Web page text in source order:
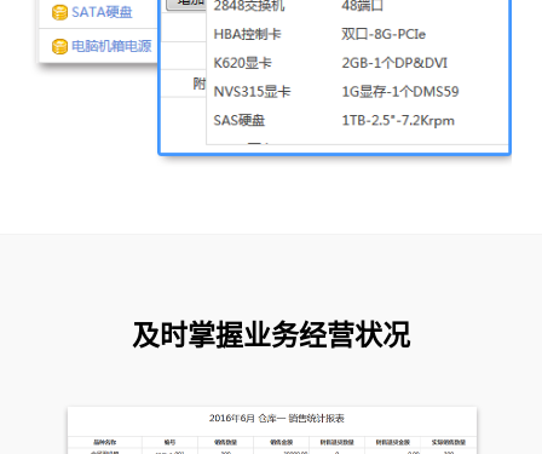
及时掌握业务经营状况